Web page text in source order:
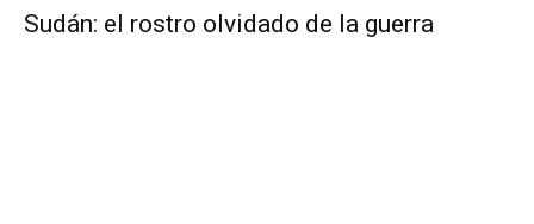
Sudán: el rostro olvidado de la guerra